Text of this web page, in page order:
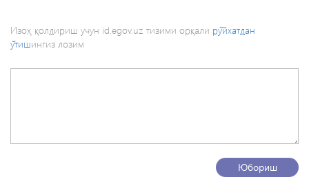
Изоҳ қолдириш учун id.egov.uz тизими орқали рўйхатдан
ўтишингиз лозим
Юбориш